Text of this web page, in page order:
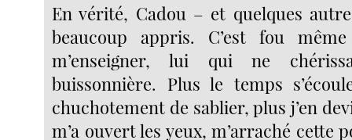
En vérité, Cadou – et quelques
beaucoup appris. C’est fou
m’enseigner, lui qui ne
buissonnière. Plus le temps
chuchotement de sablier, plus j’en
m’a ouvert les yeux, m’arraché cette